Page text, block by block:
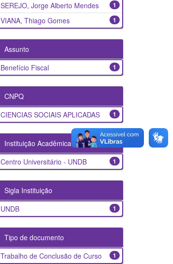
1
SEREJO, Jorge Alberto Mendes
1
VIANA, Thiago Gomes
Assunto
1
Benefício Fiscal
CNPQ
1
CIENCIAS SOCIAIS APLICADAS
Instituição Acadêmica
1
Centro Universitário - UNDB
Sigla Instituição
1
UNDB
Tipo de documento
1
Trabalho de Conclusão de Curso